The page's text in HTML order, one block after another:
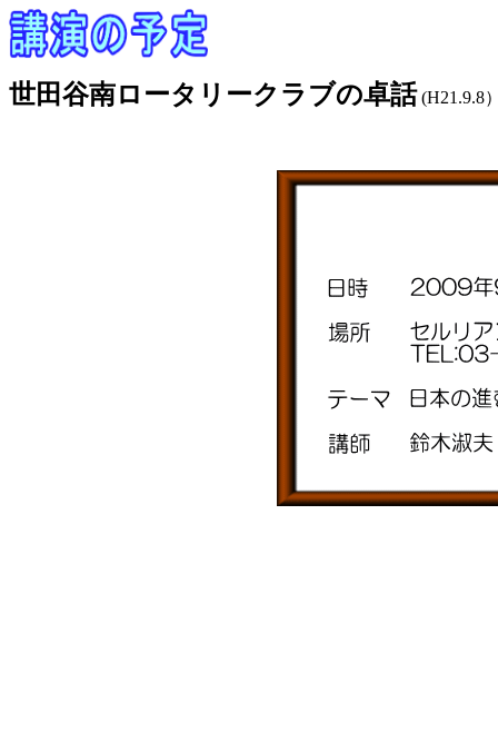
世田谷南ロータリークラブの卓話 (H21.9.8